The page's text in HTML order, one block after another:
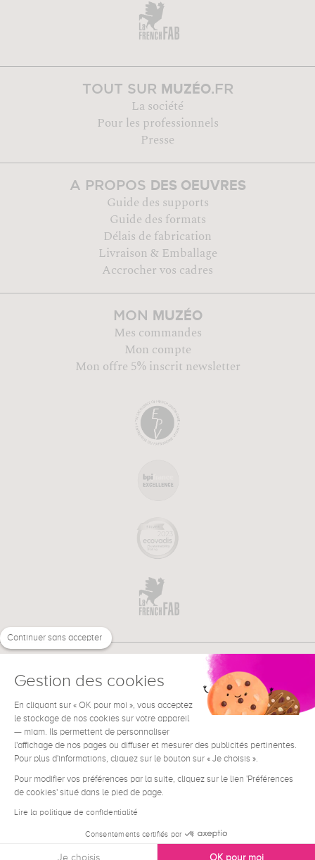
TOUT SUR MUZÉO.FR
La société
Pour les professionnels
Presse
A PROPOS DES OEUVRES
Guide des supports
Guide des formats
Délais de fabrication
Livraison & Emballage
Accrocher vos cadres
MON MUZÉO
Mes commandes
Mon compte
Mon offre 5% inscrit newsletter
BESOIN D'AIDE ? FR
Conditions générales de vente
Mentions Légales
Contact
Données personnelles
Continuer sans accepter
Gestion des cookies
En cliquant sur « OK pour moi », vous acceptez
le stockage de nos cookies sur votre appareil
— miam. Ils permettent de personnaliser
l'affichage de nos pages ou diffuser et mesurer des publicités pertinentes.
Pour plus d'informations, cliquez sur le bouton sur « Je choisis ».
Pour modifier vos préférences par la suite, cliquez sur le lien 'Préférences
de cookies' situé dans le pied de page.
Lire la politique de confidentialité
Consentements certifiés par
Je choisis OK pour moi